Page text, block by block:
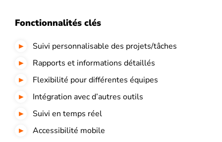
Fonctionnalités clés
Suivi personnalisable des projets/tâches
Rapports et informations détaillés
Flexibilité pour différentes équipes
Intégration avec d’autres outils
Suivi en temps réel
Accessibilité mobile